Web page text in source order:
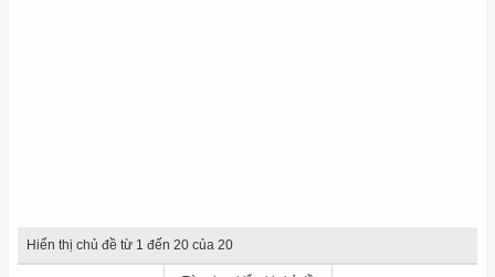
Hiển thị chủ đề từ 1 đến 20 của 20